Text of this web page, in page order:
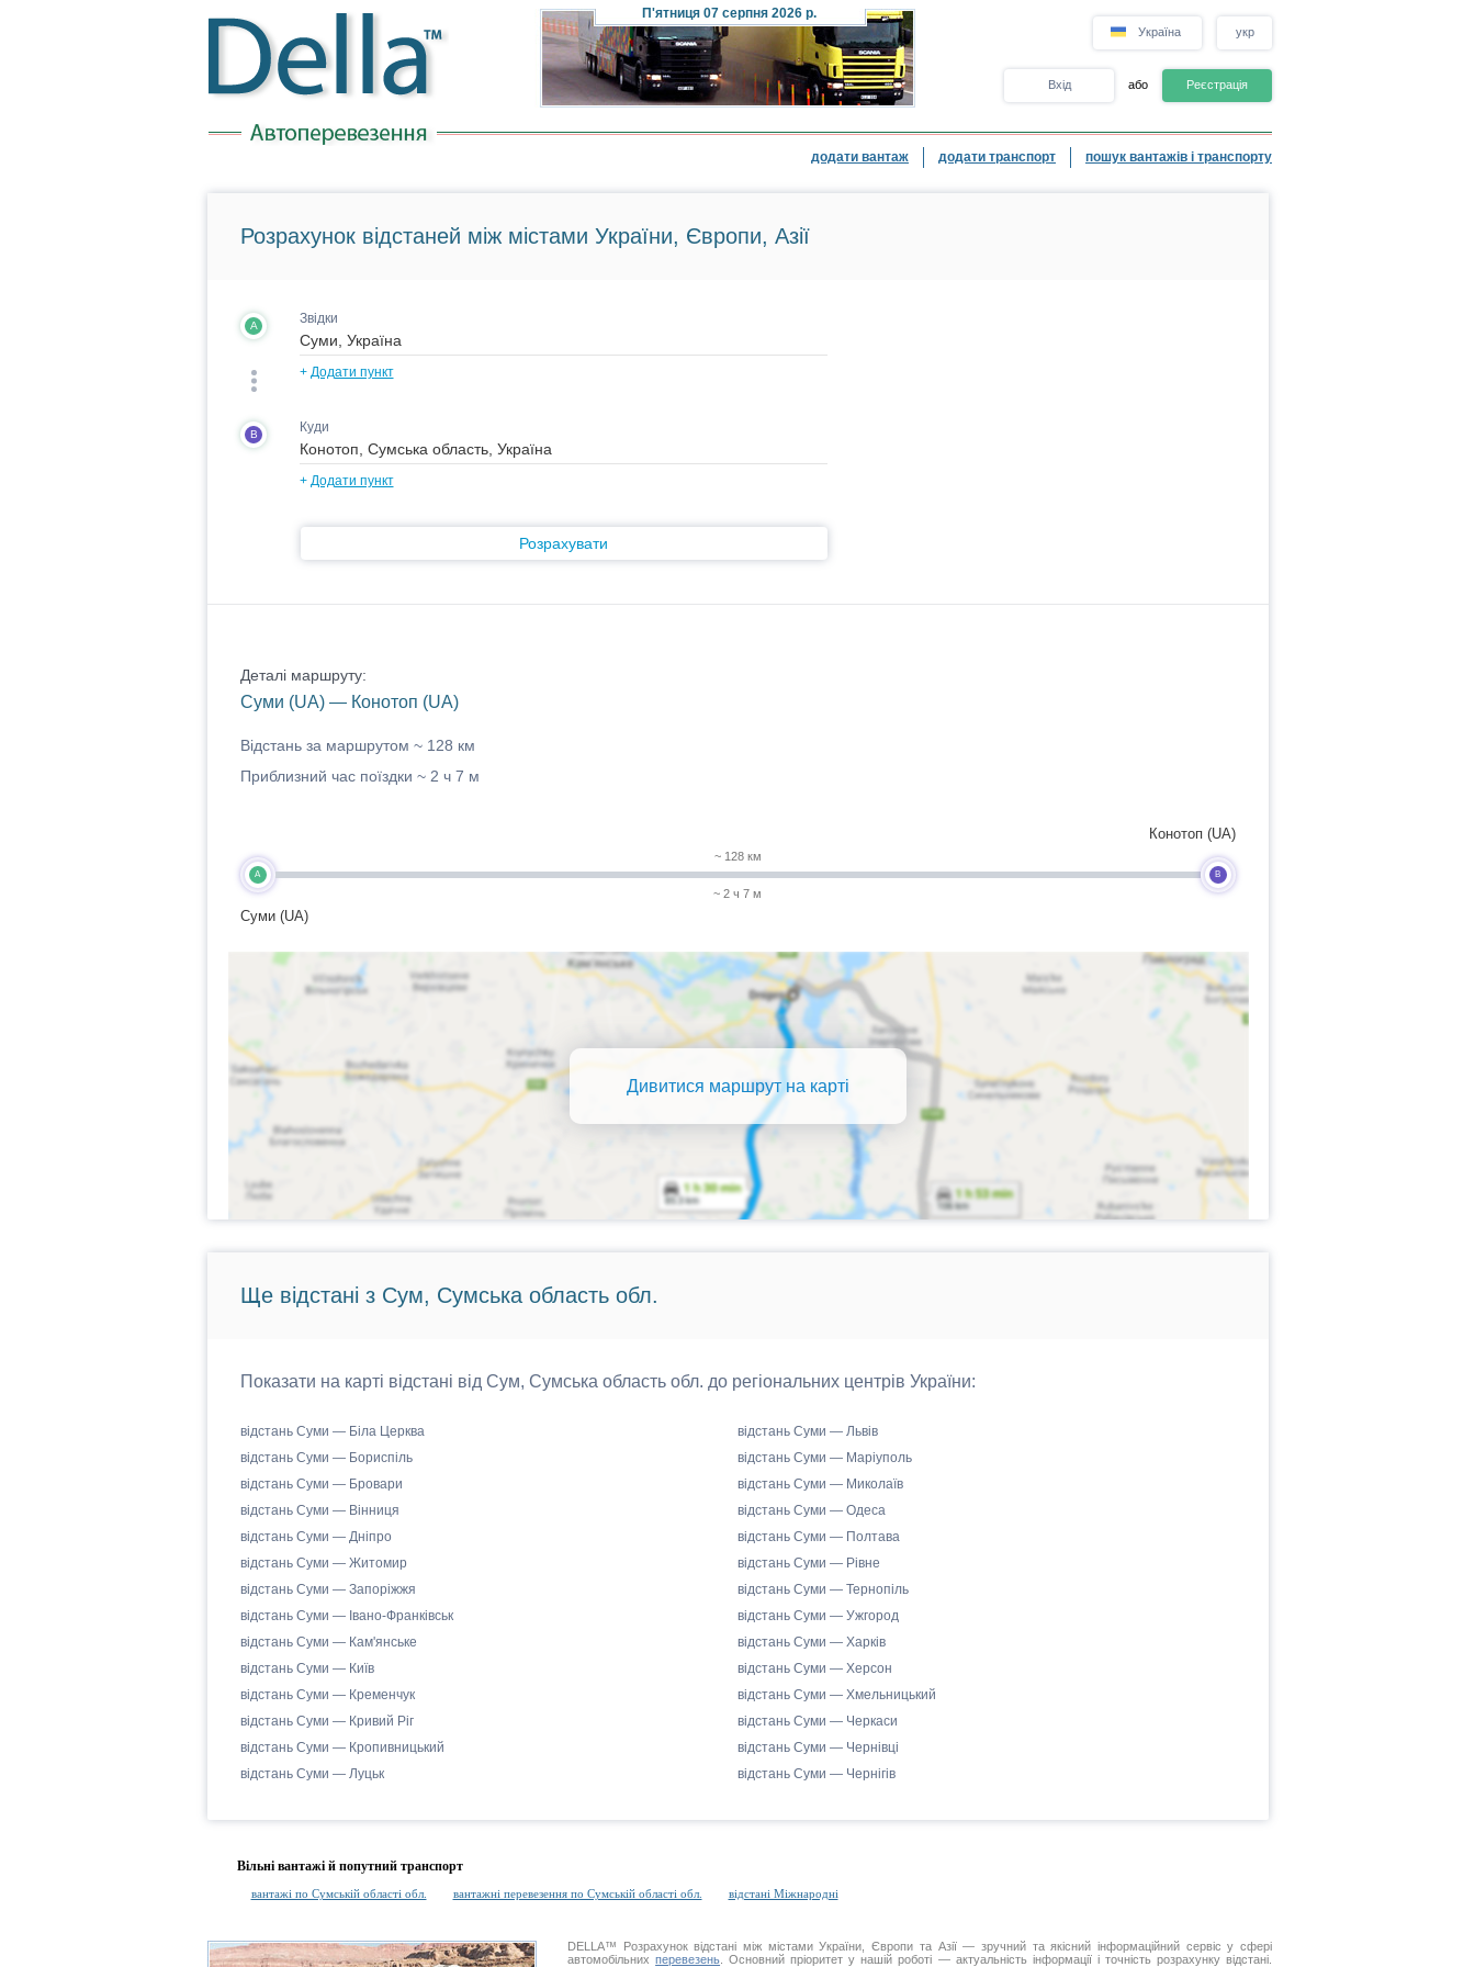
П'ятниця07 серпня 2026 р.
Україна укр
Вхід або Реєстрація
додати вантаж додати транспорт пошук вантажів і транспорту
Розрахунок відстаней між містами України, Європи, Азії
A Звідки
+ Додати пункт
B Куди
+ Додати пункт
Розрахувати
Деталі маршруту:
Суми (UA) — Конотоп (UA)
Відстань за маршрутом ~ 128 км
Приблизний час поїздки ~ 2 ч 7 м
A
Суми (UA)
~ 128 км
~ 2 ч 7 м
B
Конотоп (UA)
Дивитися маршрут на карті
Ще відстані з Сум, Сумська область обл.
Показати на карті відстані від Сум, Сумська область обл. до регіональних центрів України:
відстань Суми — Біла Церква
відстань Суми — Бориспіль
відстань Суми — Бровари
відстань Суми — Вінниця
відстань Суми — Дніпро
відстань Суми — Житомир
відстань Суми — Запоріжжя
відстань Суми — Івано-Франківськ
відстань Суми — Кам'янське
відстань Суми — Київ
відстань Суми — Кременчук
відстань Суми — Кривий Ріг
відстань Суми — Кропивницький
відстань Суми — Луцьк
відстань Суми — Львів
відстань Суми — Маріуполь
відстань Суми — Миколаїв
відстань Суми — Одеса
відстань Суми — Полтава
відстань Суми — Рівне
відстань Суми — Тернопіль
відстань Суми — Ужгород
відстань Суми — Харків
відстань Суми — Херсон
відстань Суми — Хмельницький
відстань Суми — Черкаси
відстань Суми — Чернівці
відстань Суми — Чернігів
Вільні вантажі й попутний транспорт
вантажі по Сумській області обл. вантажні перевезення по Сумській області обл. відстані Міжнародні
DELLA™ Розрахунок відстані між містами України, Європи та Азії — зручний та якісний інформаційний сервіс у сфері
автомобільнихперевезень . Основний пріоритет у нашій роботі — актуальність інформації і точність розрахунку відстані.